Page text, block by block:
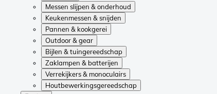
Messen slijpen & onderhoud
Keukenmessen & snijden
Pannen & kookgerei
Outdoor & gear
Bijlen & tuingereedschap
Zaklampen & batterijen
Verrekijkers & monoculairs
Houtbewerkingsgereedschap